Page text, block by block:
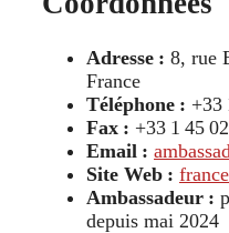
Adresse : 8, rue
France
Téléphone : +33
Fax : +33 1 45
Email :
Site Web :
Ambassadeur :
depuis mai 2024